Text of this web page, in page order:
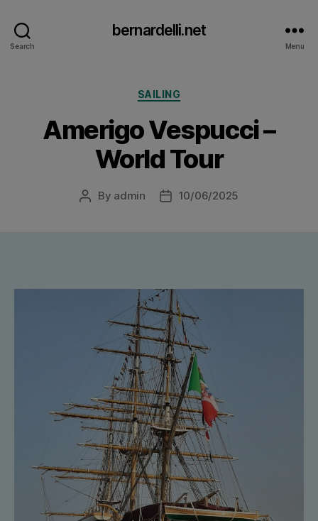
Search
bernardelli.net
Menu
Categories
SAILING
Amerigo Vespucci –
World Tour
Post
By admin
Post10/06/2025